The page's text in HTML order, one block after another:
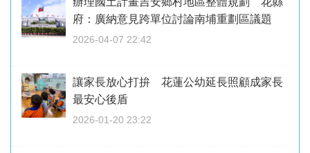
府：廣納意見跨單位討論南埔重劃區議題
2026-04-07 22:42
讓家長放心打拚 花蓮公幼延長照顧成家長
最安心後盾
2026-01-20 23:22